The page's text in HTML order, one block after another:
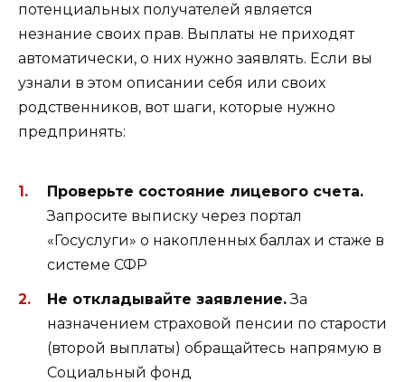
потенциальных получателей является
незнание своих прав. Выплаты не приходят
автоматически, о них нужно заявлять. Если вы
узнали в этом описании себя или своих
родственников, вот шаги, которые нужно
предпринять:
Проверьте состояние лицевого счета.
Запросите выписку через портал
«Госуслуги» о накопленных баллах и стаже в
системе СФР
Не откладывайте заявление.За
назначением страховой пенсии по старости
(второй выплаты) обращайтесь напрямую в
Социальный фонд